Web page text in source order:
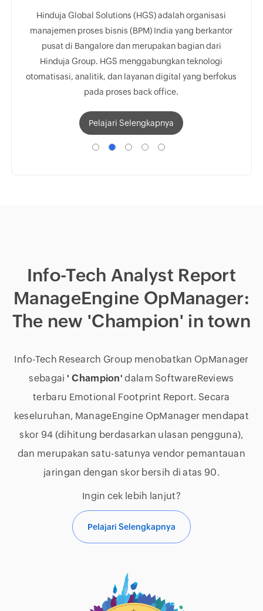
Hinduja Global Solutions (HGS) adalah organisasi
manajemen proses bisnis (BPM) India yang berkantor
pusat di Bangalore dan merupakan bagian dari
Hinduja Group. HGS menggabungkan teknologi
otomatisasi, analitik, dan layanan digital yang berfokus
pada proses back office.
Pelajari Selengkapnya
Info-Tech Analyst Report
ManageEngine OpManager:
The new 'Champion' in town
Info-Tech Research Group menobatkan OpManager
sebagai ' Champion' dalam SoftwareReviews
terbaru Emotional Footprint Report. Secara
keseluruhan, ManageEngine OpManager mendapat
skor 94 (dihitung berdasarkan ulasan pengguna),
dan merupakan satu-satunya vendor pemantauan
jaringan dengan skor bersih di atas 90.
Ingin cek lebih lanjut?
Pelajari Selengkapnya